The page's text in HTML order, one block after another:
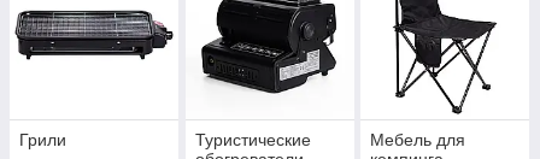
Грили
Туристические
Мебель для